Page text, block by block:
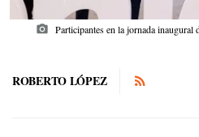
photo_camera Participantes en la jornada
ROBERTO LÓPEZ